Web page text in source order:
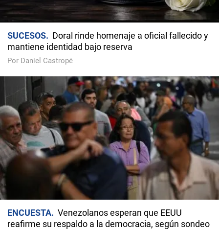
SUCESOS
Doral rinde homenaje a oficial fallecido y
mantiene identidad bajo reserva
Por Daniel Castropé
ENCUESTA
Venezolanos esperan que EEUU
reafirme su respaldo a la democracia, según sondeo